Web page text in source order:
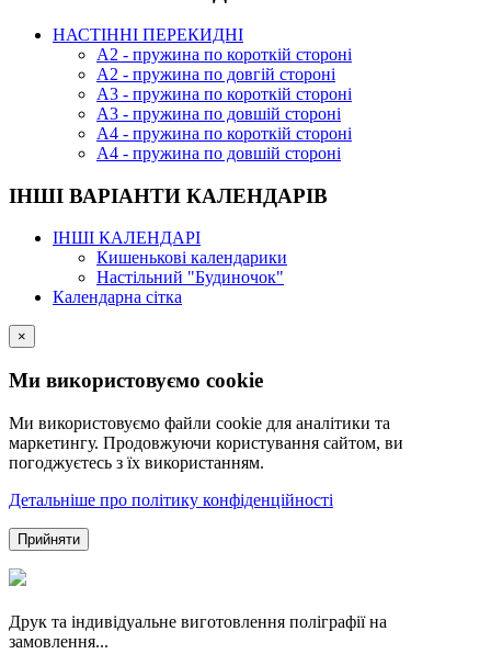
НАСТІННІ ПЕРЕКИДНІ
А2 - пружина по короткій стороні
А2 - пружина по довгій стороні
А3 - пружина по короткій стороні
А3 - пружина по довшій стороні
А4 - пружина по короткій стороні
А4 - пружина по довшій стороні
ІНШІ ВАРІАНТИ КАЛЕНДАРІВ
ІНШІ КАЛЕНДАРІ
Кишенькові календарики
Настільний "Будиночок"
Календарна сітка
×
Ми використовуємо cookie
Ми використовуємо файли cookie для аналітики та
маркетингу. Продовжуючи користування сайтом, ви
погоджуєтесь з їх використанням.
Детальніше про політику конфіденційності
Прийняти
Друк та індивідуальне виготовлення поліграфії на
замовлення...